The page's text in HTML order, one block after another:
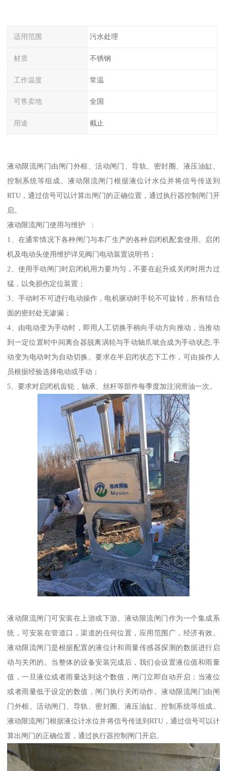
适用范围 污水处理
材质 不锈钢
工作温度 常温
可售卖地 全国
用途 截止
液动限流闸门由闸门外框、活动闸门、导轨、密封圈、液压油缸、
控制系统等组成。液动限流闸门根据液位计水位并将信号传送到
RTU，通过信号可以计算出闸门的正确位置，通过执行器控制闸门开
启。
液动限流闸门使用与维护 ：
1、在通常情况下各种闸门与本厂生产的各种启闭机配套使用。启闭
机及电动头使用维护详见阀门电动装置说明书；
2、使用手动闸门时启闭机用力要均匀，不要在起升或关闭时用力过
猛，以免损伤定位装置；
3、手动时不可进行电动操作，电机驱动时手轮不可旋转，所有结合
面的密封处无渗漏；
4、由电动变为手动时，即用人工切换手柄向手动方向推动，当推动
到一定位置时中间离合器脱离涡轮与手动轴爪呲合成为手动状态;手
动变为电动时为自动切换。要求在半启闭状态下工作，可由操作人
员根据经验选择电动或手动；
5、要求对启闭机齿轮﹑轴承、丝杆等部件每季度加注润滑油一次。
液动限流闸门可安装在上游或下游。液动限流闸门作为一个集成系
统，可安装在管道口，渠道的任何位置，应用范围广，经济有效。
液动限流闸门是根据配置的液位计和雨量传感器探测的数据进行启
动与关闭的。当整体的设备安装完成后，我们会设置液位值和雨量
值，一旦液位或者雨量达到这个数值，闸门立即自动开启；当液位
或者雨量低于设定的数值，闸门执行关闭动作。液动限流闸门由闸
门外框、活动闸门、导轨、密封圈、液压油缸、控制系统等组成。
液动限流闸门根据液位计水位并将信号传送到RTU，通过信号可以计
算出闸门的正确位置，通过执行器控制闸门开启。